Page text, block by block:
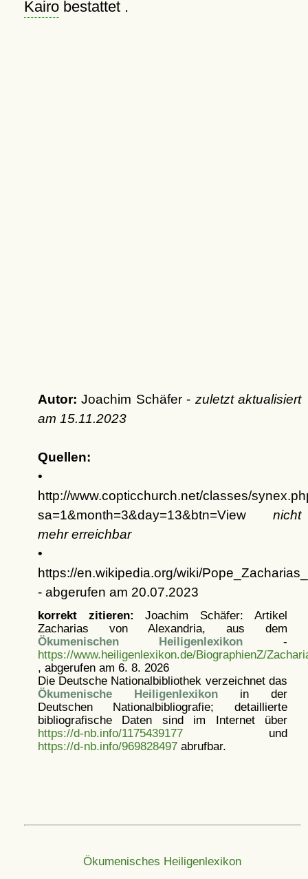
Kairobestattet .
Autor: Joachim Schäfer - zuletzt aktualisiert
am 15.11.2023
Quellen:
•
http://www.copticchurch.net/classes/
sa=1&month=3&day=13&btn=View nicht
mehr erreichbar
•
https://en.wikipedia.org/wiki/
- abgerufen am 20.07.2023
korrekt zitieren: Joachim Schäfer: Artikel
Zacharias von Alexandria, aus dem
Ökumenischen Heiligenlexikon -
https://www.heiligenlexikon.de/BiographienZ/
, abgerufen am 6. 8. 2026
Die Deutsche Nationalbibliothek verzeichnet das
Ökumenische Heiligenlexikonin der
Deutschen Nationalbibliografie; detaillierte
bibliografische Daten sind im Internet über
https://d-nb.info/1175439177und
https://d-nb.info/969828497abrufbar.
Ökumenisches Heiligenlexikon